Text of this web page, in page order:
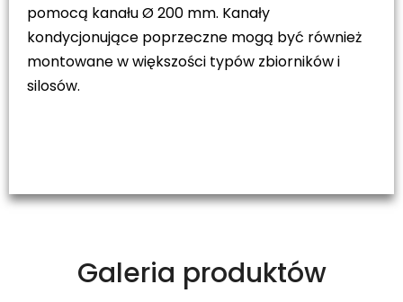
pomocą kanału Ø 200 mm. Kanały
kondycjonujące poprzeczne mogą być również
montowane w większości typów zbiorników i
silosów.
Galeria produktów